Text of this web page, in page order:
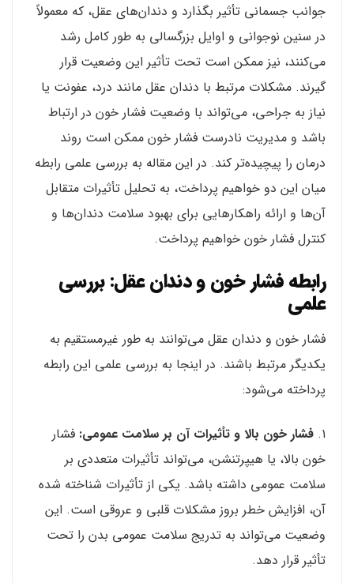
جوانب جسمانی تأثیر بگذارد و دندان‌های عقل، که معمولاً
در سنین نوجوانی و اوایل بزرگسالی به طور کامل رشد
می‌کنند، نیز ممکن است تحت تأثیر این وضعیت قرار
گیرند. مشکلات مرتبط با دندان عقل مانند درد، عفونت یا
نیاز به جراحی، می‌تواند با وضعیت فشار خون در ارتباط
باشد و مدیریت نادرست فشار خون ممکن است روند
درمان را پیچیده‌تر کند. در این مقاله به بررسی علمی رابطه
میان این دو خواهیم پرداخت، به تحلیل تأثیرات متقابل
آن‌ها و ارائه راهکارهایی برای بهبود سلامت دندان‌ها و
کنترل فشار خون خواهیم پرداخت.
رابطه فشار خون و دندان عقل: بررسی
علمی
فشار خون و دندان عقل می‌توانند به طور غیرمستقیم به
یکدیگر مرتبط باشند. در اینجا به بررسی علمی این رابطه
پرداخته می‌شود:
۱. فشار خون بالا و تأثیرات آن بر سلامت عمومی: فشار
خون بالا، یا هیپرتنشن، می‌تواند تأثیرات متعددی بر
سلامت عمومی داشته باشد. یکی از تأثیرات شناخته شده
آن، افزایش خطر بروز مشکلات قلبی و عروقی است. این
وضعیت می‌تواند به تدریج سلامت عمومی بدن را تحت
تأثیر قرار دهد.